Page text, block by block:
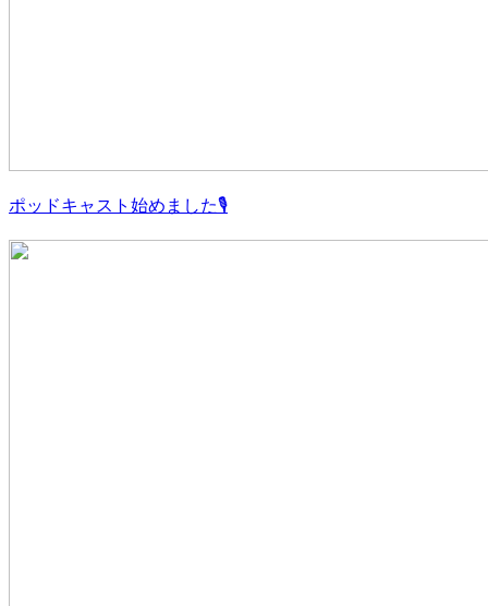
ポッドキャスト始めました🎙